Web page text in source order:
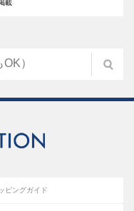
載
ピングガイド